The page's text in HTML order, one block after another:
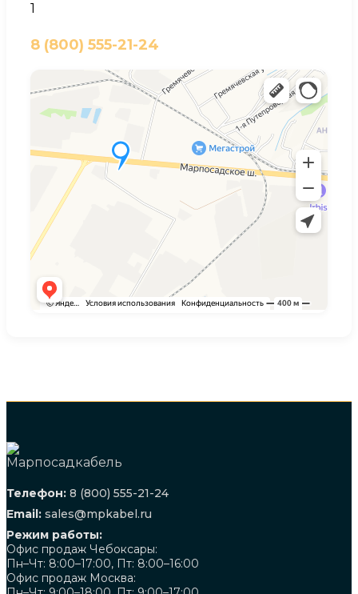
1
8 (800) 555-21-24
Телефон: 8 (800) 555-21-24
Email: sales@mpkabel.ru
Режим работы:
Офис продаж Чебоксары:
Пн–Чт: 8:00–17:00, Пт: 8:00–16:00
Офис продаж Москва: